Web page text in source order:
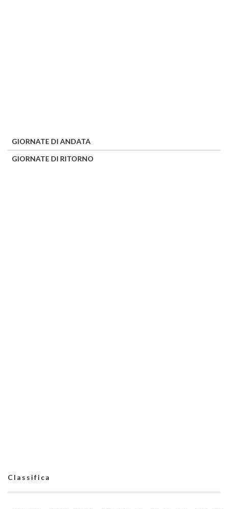
GIORNATE DI ANDATA
GIORNATE DI RITORNO
Classifica